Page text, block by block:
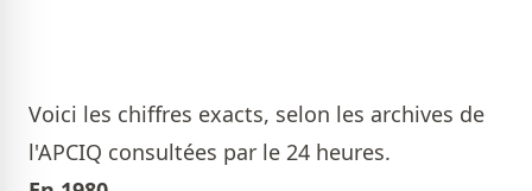
Voici les chiffres exacts, selon les archives de
l'APCIQ consultées par le 24 heures.